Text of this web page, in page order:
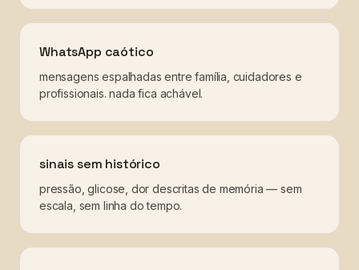
WhatsApp caótico
mensagens espalhadas entre família, cuidadores e
profissionais. nada fica achável.
sinais sem histórico
pressão, glicose, dor descritas de memória — sem
escala, sem linha do tempo.